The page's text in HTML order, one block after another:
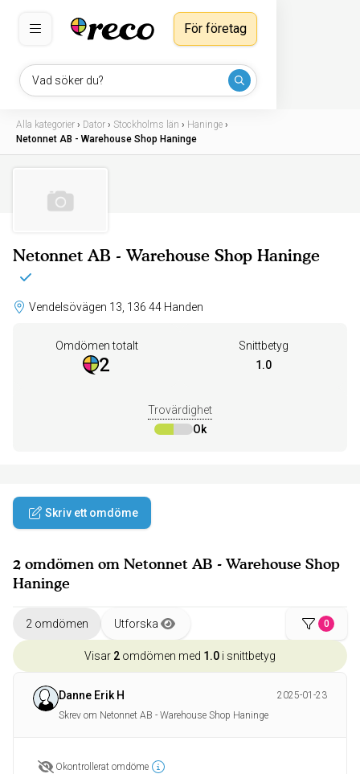
Vad söker du?
För företag
Alla kategorier › Dator › Stockholms län › Haninge ›
Netonnet AB - Warehouse Shop Haninge
Netonnet AB - Warehouse Shop Haninge
Vendelsövägen 13, 136 44 Handen
Omdömen totalt
2
Snittbetyg
1.0
Trovärdighet
Ok
Skriv ett omdöme
2 omdömen om Netonnet AB - Warehouse Shop
Haninge
2 omdömen Utforska 0
Visar 2 omdömen med 1.0 i snittbetyg
Danne Erik H
2025-01-23
Skrev om Netonnet AB - Warehouse Shop Haninge
Okontrollerat omdöme